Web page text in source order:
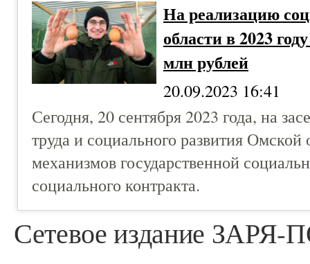
На реализацию
области в 2023
млн рублей
20.09.2023 16:41
Сегодня, 20 сентября 2023 года, на
труда и социального развития Омской
механизмов государственной
социального контракта.
Сетевое издание